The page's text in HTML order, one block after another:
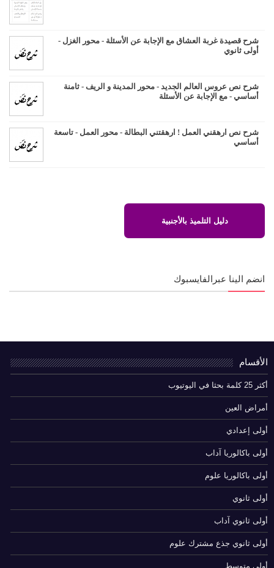
شرح قصيدة غربة العشاق مع الإجابة عن الأسئلة - محور الغزل -
أولى ثانوي
شرح نص عروس العالم الجديد - محور المدينة و الريف - ثامنة
أساسي - مع الإجابة عن الأسئلة
شرح نص ارهقني العمل ! ارهقتني البطالة - محور العمل - تاسعة
أساسي
دليل التلميذ بالأجنبية
انضم الينا عبرالفايسبوك
الأقسام
أكثر 25 كلمة بحثا في اليوتيوب
أمراض العين
أولى إعدادي
أولى باكالوريا آداب
أولى باكالوريا علوم
أولى ثانوي
أولى ثانوي آداب
أولى ثانوي جذع مشترك علوم
أولى متوسط